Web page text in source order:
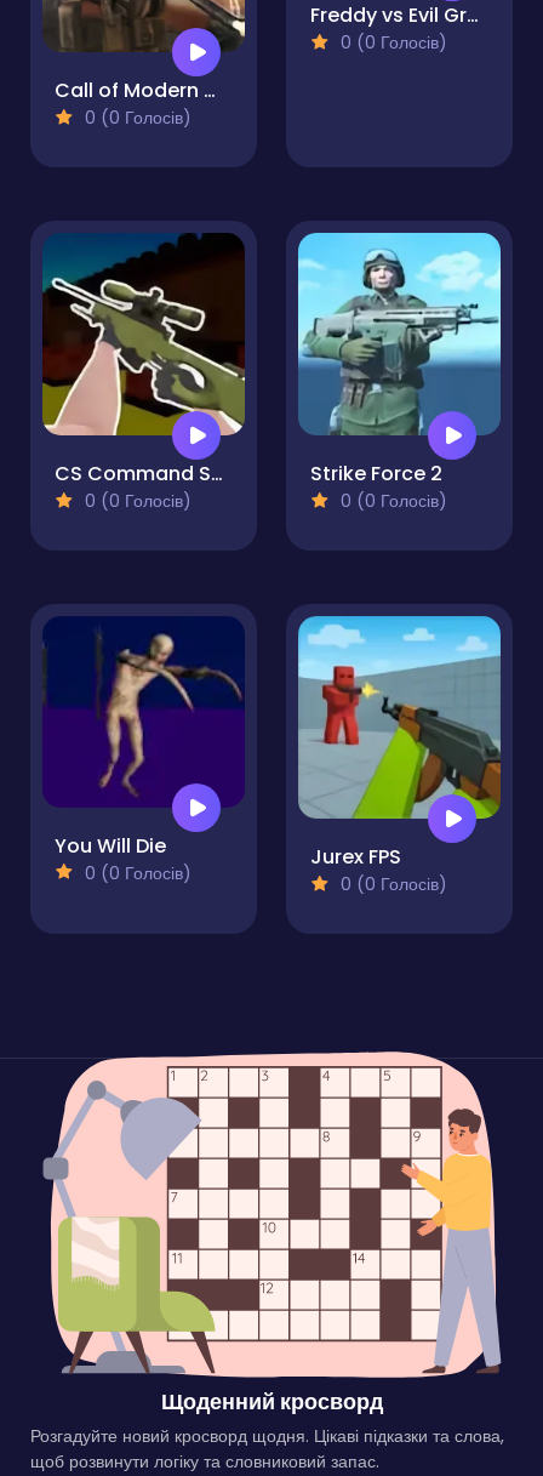
Call of Modern World War
0 (0 Голосів)
Freddy vs Evil Granny Shooter Rush
0 (0 Голосів)
CS Command Snipers
0 (0 Голосів)
Strike Force 2
0 (0 Голосів)
You Will Die
0 (0 Голосів)
Jurex FPS
0 (0 Голосів)
Щоденний кросворд
Розгадуйте новий кросворд щодня. Цікаві підказки та слова,
щоб розвинути логіку та словниковий запас.